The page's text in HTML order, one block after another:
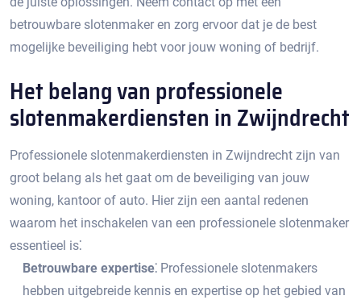
betrouwbare slotenmaker en zorg ervoor dat je de best
mogelijke beveiliging hebt voor jouw woning of bedrijf.​
Het belang van professionele
slotenmakerdiensten in Zwijndrecht
Professionele slotenmakerdiensten in Zwijndrecht zijn van
groot belang als het gaat om de beveiliging van jouw
woning, kantoor of auto.​ Hier zijn een aantal redenen
waarom het inschakelen van een professionele slotenmaker
essentieel is⁚
Betrouwbare expertise⁚ Professionele slotenmakers
hebben uitgebreide kennis en expertise op het gebied van